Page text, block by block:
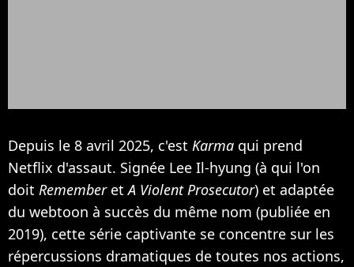
Depuis le 8 avril 2025, c'est Karma qui prend
Netflix d'assaut. Signée Lee Il-hyung (à qui l'on
doit RememberetA Violent Prosecutor) et adaptée
du webtoon à succès du même nom (publiée en
2019), cette série captivante se concentre sur les
répercussions dramatiques de toutes nos actions,